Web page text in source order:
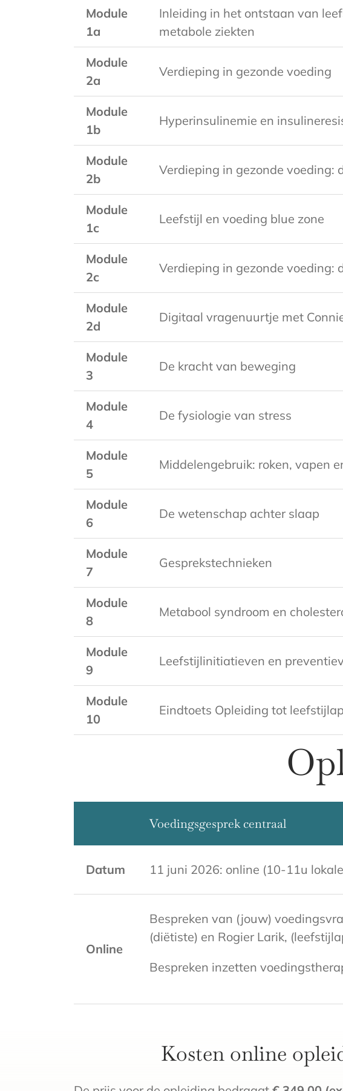
Module
1a
Inleiding in het ontstaan van
metabole ziekten
Module
2a
Verdieping in gezonde voeding
Module
1b
Hyperinsulinemie en
Module
2b
Verdieping in gezonde voeding:
Module
1c
Leefstijl en voeding blue zone
Module
2c
Verdieping in gezonde voeding:
Module
2d
Digitaal vragenuurtje met
Module
3
De kracht van beweging
Module
4
De fysiologie van stress
Module
5
Middelengebruik: roken, vapen
Module
6
De wetenschap achter slaap
Module
7
Gesprekstechnieken
Module
8
Metabool syndroom en
Module
9
Leefstijlinitiatieven en
Module
10
Eindtoets Opleiding tot
Voedingsgesprek centraal
Datum 11 juni 2026: online (10-11u
Online
Bespreken van (jouw)
(diëtiste) en Rogier Larik,
Bespreken inzetten
Kosten online